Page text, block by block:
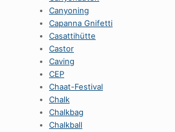
Canyoning
Capanna Gnifetti
Casattihütte
Castor
Caving
CEP
Chaat-Festival
Chalk
Chalkbag
Chalkball